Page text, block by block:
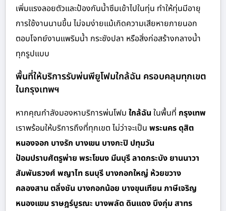
เพิ่มแรงลอยตัวและป้องกันน้ำซึมเข้าไปในทุ่น ทำให้ทุ่นมีอายุ
การใช้งานนานขึ้น ไม่จมง่ายแม้เกิดความเสียหายภายนอก
ตอบโจทย์งานแพริมน้ำ กระชังปลา หรือสิ่งก่อสร้างกลางน้ำ
ทุกรูปแบบ
พื้นที่ให้บริการรับพ่นพียูโฟมใกล้ฉัน ครอบคลุมทุกเขต
ในกรุงเทพฯ
หากคุณกำลังมองหาบริการพ่นโฟม ใกล้ฉัน ในพื้นที่ กรุงเทพ
เราพร้อมให้บริการถึงที่ทุกเขต ไม่ว่าจะเป็น พระนคร ดุสิต
หนองจอก บางรัก บางเขน บางกะปิ ปทุมวัน
ป้อมปราบศัตรูพ่าย พระโขนง มีนบุรี ลาดกระบัง ยานนาวา
สัมพันธวงศ์ พญาไท ธนบุรี บางกอกใหญ่ ห้วยขวาง
คลองสาน ตลิ่งชัน บางกอกน้อย บางขุนเทียน ภาษีเจริญ
หนองแขม ราษฎร์บูรณะ บางพลัด ดินแดง บึงกุ่ม สาทร